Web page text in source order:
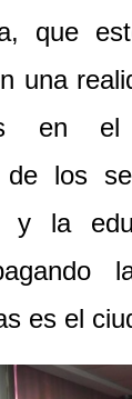
que
una
en el
de los
y la
es el